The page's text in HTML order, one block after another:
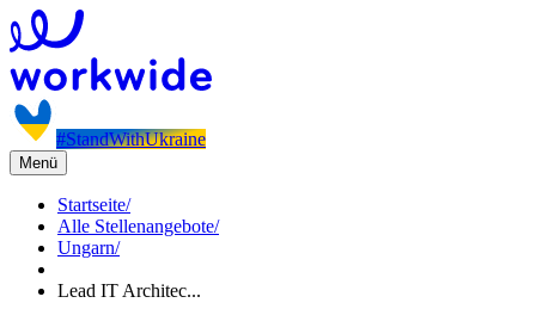
#StandWithUkraine
Menü
Startseite/
Alle Stellenangebote/
Ungarn/
Lead IT Architec...